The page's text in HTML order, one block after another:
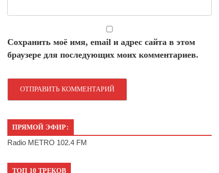
Сохранить моё имя, email и адрес сайта в этом
браузере для последующих моих комментариев.
ПРЯМОЙ ЭФИР:
Radio METRO 102.4 FM
ТОП 10 ТРЕКОВ